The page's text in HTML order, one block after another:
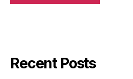
Recent Posts